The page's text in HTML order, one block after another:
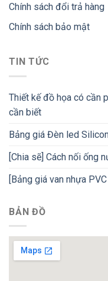
Chính sách đổi trả hàng
Chính sách bảo mật
TIN TỨC
Thiết kế đồ họa có cần
cần biết
Bảng giá Đèn led
[Chia sẽ] Cách nối ống
[Bảng giá van nhựa
BẢN ĐỒ